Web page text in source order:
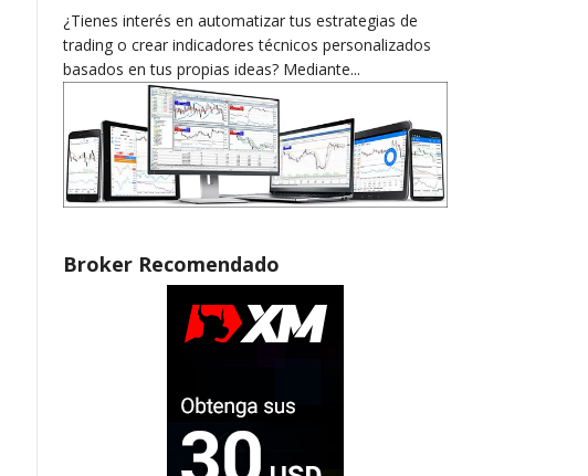
¿Tienes interés en automatizar tus estrategias de
trading o crear indicadores técnicos personalizados
basados en tus propias ideas? Mediante...
Broker Recomendado